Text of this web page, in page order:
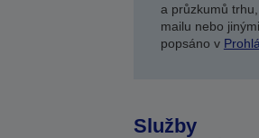
a průzkumů
mailu nebo
popsáno v
Služby